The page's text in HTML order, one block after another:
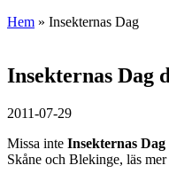
Hem » Insekternas Dag
Insekternas Dag
2011-07-29
Missa inte Insekternas Dag
Skåne och Blekinge, läs